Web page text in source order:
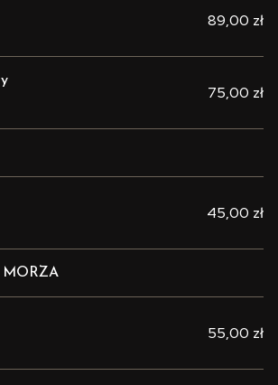
89,00 zł
75,00 zł
45,00 zł
MORZA
55,00 zł